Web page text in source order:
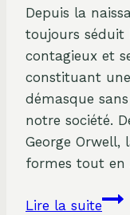
Depuis la
toujours séduit
contagieux et
constituant
démasque
notre société.
George Orwell,
formes tout en
Lire la suiteDe